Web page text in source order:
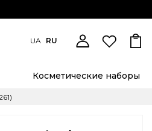
UA RU
Косметические наборы